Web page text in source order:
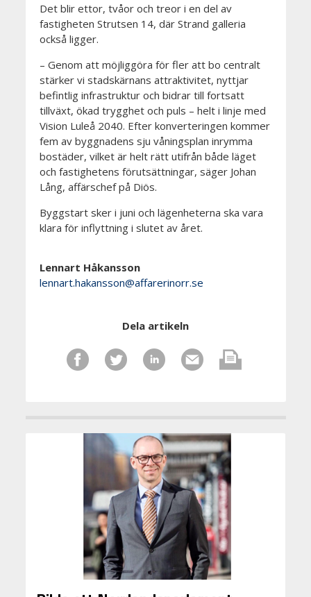
Det blir ettor, tvåor och treor i en del av
fastigheten Strutsen 14, där Strand galleria
också ligger.
– Genom att möjliggöra för fler att bo centralt
stärker vi stadskärnans attraktivitet, nyttjar
befintlig infrastruktur och bidrar till fortsatt
tillväxt, ökad trygghet och puls – helt i linje med
Vision Luleå 2040. Efter konverteringen kommer
fem av byggnadens sju våningsplan inrymma
bostäder, vilket är helt rätt utifrån både läget
och fastighetens förutsättningar, säger Johan
Lång, affärschef på Diös.
Byggstart sker i juni och lägenheterna ska vara
klara för inflyttning i slutet av året.
Lennart Håkansson
lennart.hakansson@affarerinorr.se
Dela artikeln